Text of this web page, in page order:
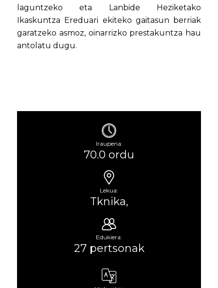
laguntzeko eta Lanbide Heziketako
Ikaskuntza Ereduari ekiteko gaitasun berriak
garatzeko asmoz, oinarrizko prestakuntza hau
antolatu dugu.
Iraupena:
70.0 ordu
Lekua:
Tknika,
Edukiera:
27 pertsonak